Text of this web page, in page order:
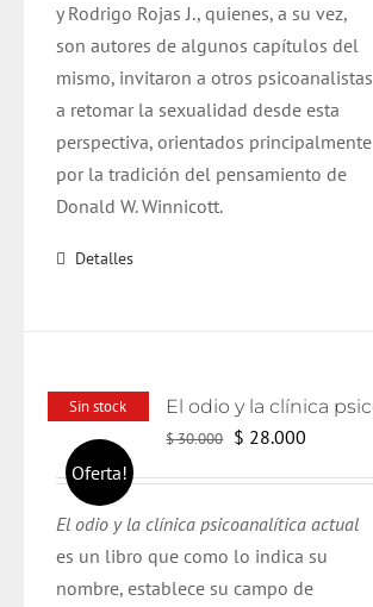
y Rodrigo Rojas J., quienes, a su vez,
son autores de algunos capítulos del
mismo, invitaron a otros psicoanalistas
a retomar la sexualidad desde esta
perspectiva, orientados principalmente
por la tradición del pensamiento de
Donald W. Winnicott.
Detalles
Sin stock
Oferta!
$30.000 El
era:
$ 30.000.
$ 28.000
es:
$ 28.000.
El odio y la clínica psicoanalítica actual
es un libro que como lo indica su
nombre, establece su campo de